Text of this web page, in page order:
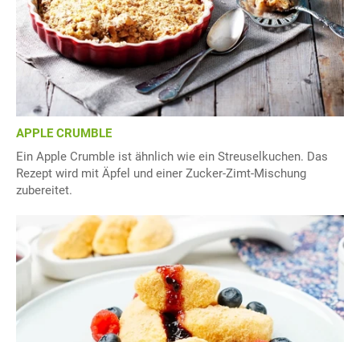
APPLE CRUMBLE
Ein Apple Crumble ist ähnlich wie ein Streuselkuchen. Das
Rezept wird mit Äpfel und einer Zucker-Zimt-Mischung
zubereitet.